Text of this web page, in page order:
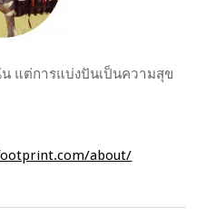
แต่การแบ่งปันเป็นความสุข
about/